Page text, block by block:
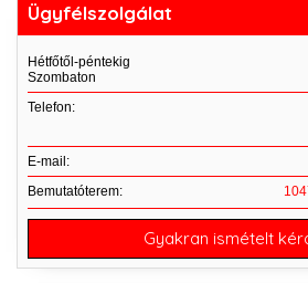
Ügyfélszolgálat
Hétfőtől-péntekig
Szombaton
Telefon:
E-mail:
Bemutatóterem:
Gyakran ismételt